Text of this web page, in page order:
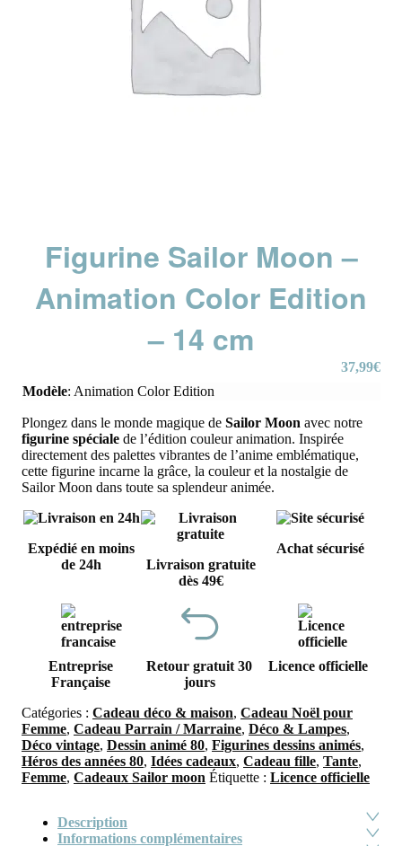
Figurine Sailor Moon –
Animation Color Edition
– 14 cm
37,99€
Plongez dans le monde magique de Sailor Moon avec notre
figurine spéciale de l’édition couleur animation. Inspirée
directement des palettes vibrantes de l’anime emblématique,
cette figurine incarne la grâce, la couleur et la nostalgie de
Sailor Moon dans toute sa splendeur animée.
Modèle: Animation Color Edition
Expédié en moins
de 24h
Livraison gratuite
dès 49€
Achat sécurisé
Entreprise
Française
Retour gratuit 30
jours
Licence officielle
Catégories : Cadeau déco & maison, Cadeau Noël pour
Femme, Cadeau Parrain / Marraine, Déco & Lampes,
Déco vintage, Dessin animé 80, Figurines dessins animés,
Héros des années 80, Idées cadeaux, Cadeau fille, Tante,
Femme, Cadeaux Sailor moon Étiquette : Licence officielle
Description
Informations complémentaires